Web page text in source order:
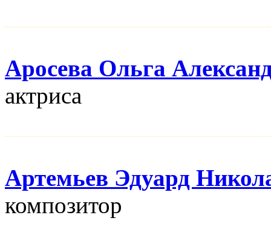
Аросева Ольга
актриса
Артемьев Эдуард
композитор